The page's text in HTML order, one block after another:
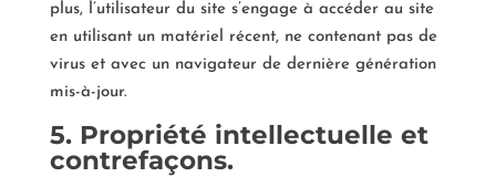
plus, l’utilisateur du site s’engage à accéder au site
en utilisant un matériel récent, ne contenant pas de
virus et avec un navigateur de dernière génération
mis-à-jour.
5. Propriété intellectuelle et
contrefaçons.